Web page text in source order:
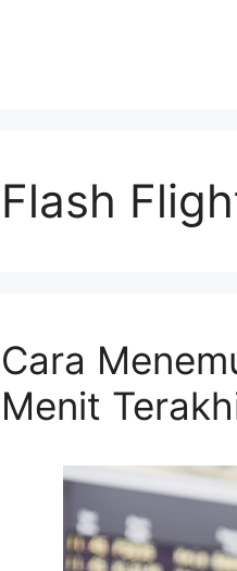
Flash
Cara
Menit